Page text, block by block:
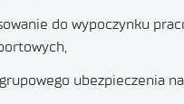
do wypoczynku
ubezpieczenia